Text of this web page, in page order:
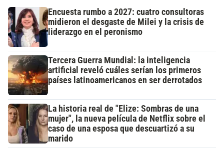
Encuesta rumbo a 2027: cuatro consultoras
midieron el desgaste de Milei y la crisis de
liderazgo en el peronismo
Tercera Guerra Mundial: la inteligencia
artificial reveló cuáles serían los primeros
países latinoamericanos en ser derrotados
La historia real de "Elize: Sombras de una
mujer", la nueva película de Netflix sobre el
caso de una esposa que descuartizó a su
marido